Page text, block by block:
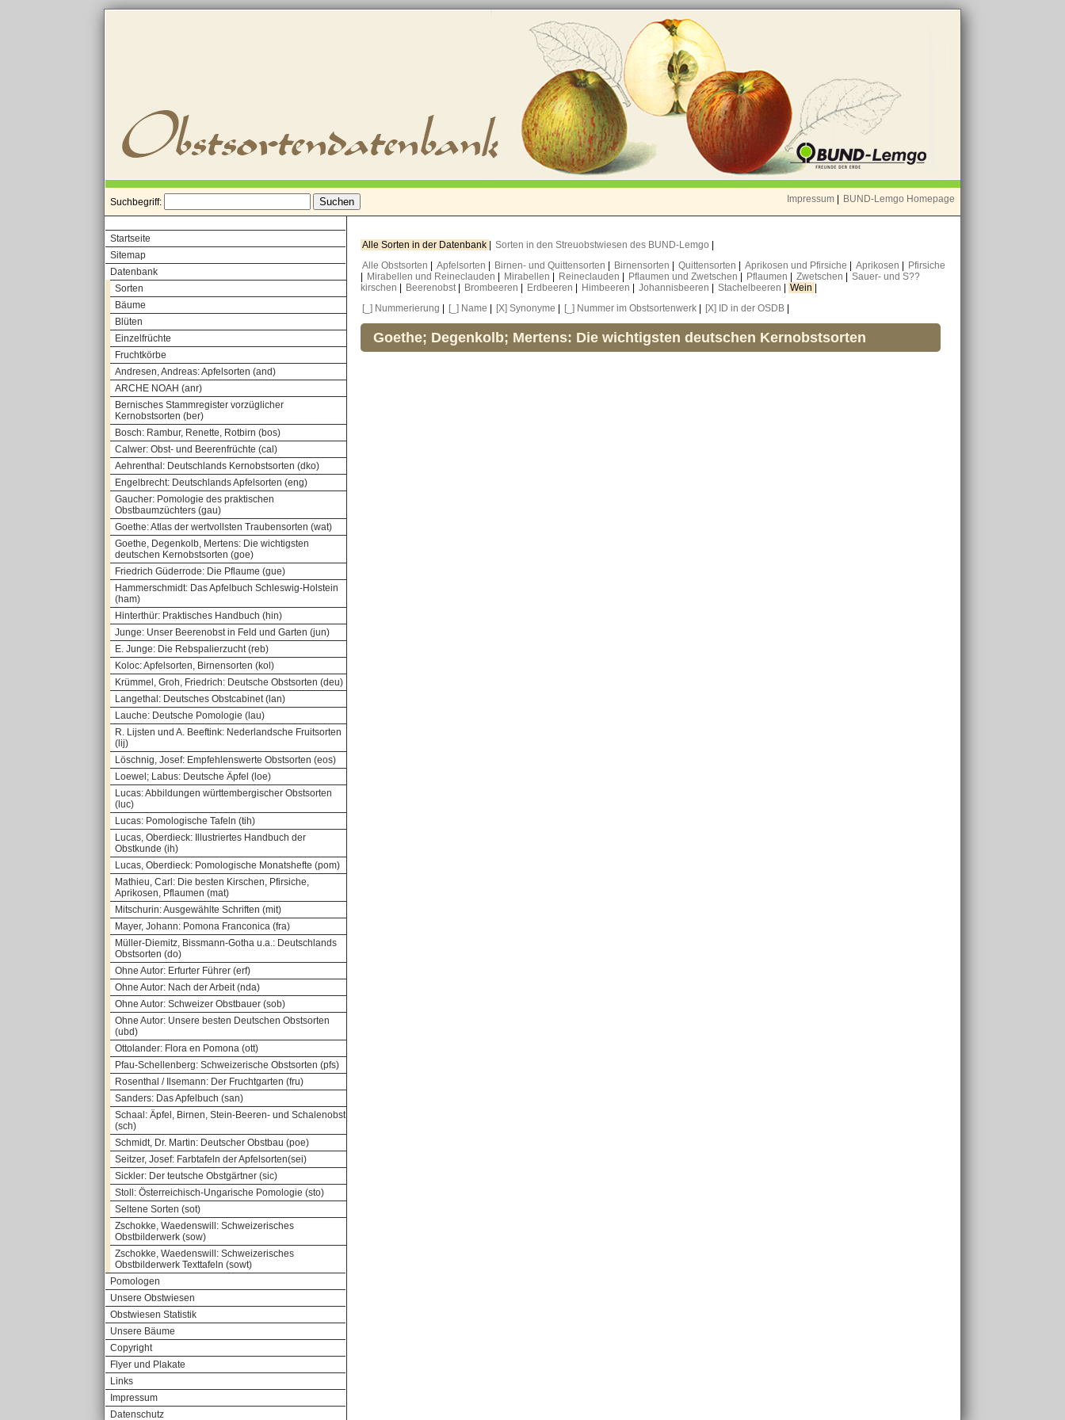
Suchbegriff: Impressum BUND-Lemgo Homepage
Startseite
Sitemap
Datenbank
Sorten
Bäume
Blüten
Einzelfrüchte
Fruchtkörbe
Andresen, Andreas: Apfelsorten (and)
ARCHE NOAH (anr)
Bernisches Stammregister vorzüglicher
Kernobstsorten (ber)
Bosch: Rambur, Renette, Rotbirn (bos)
Calwer: Obst- und Beerenfrüchte (cal)
Aehrenthal: Deutschlands Kernobstsorten (dko)
Engelbrecht: Deutschlands Apfelsorten (eng)
Gaucher: Pomologie des praktischen
Obstbaumzüchters (gau)
Goethe: Atlas der wertvollsten Traubensorten (wat)
Goethe, Degenkolb, Mertens: Die wichtigsten
deutschen Kernobstsorten (goe)
Friedrich Güderrode: Die Pflaume (gue)
Hammerschmidt: Das Apfelbuch Schleswig-Holstein
(ham)
Hinterthür: Praktisches Handbuch (hin)
Junge: Unser Beerenobst in Feld und Garten (jun)
E. Junge: Die Rebspalierzucht (reb)
Koloc: Apfelsorten, Birnensorten (kol)
Krümmel, Groh, Friedrich: Deutsche Obstsorten (deu)
Langethal: Deutsches Obstcabinet (lan)
Lauche: Deutsche Pomologie (lau)
R. Lijsten und A. Beeftink: Nederlandsche Fruitsorten
(lij)
Löschnig, Josef: Empfehlenswerte Obstsorten (eos)
Loewel; Labus: Deutsche Äpfel (loe)
Lucas: Abbildungen württembergischer Obstsorten
(luc)
Lucas: Pomologische Tafeln (tih)
Lucas, Oberdieck: Illustriertes Handbuch der
Obstkunde (ih)
Lucas, Oberdieck: Pomologische Monatshefte (pom)
Mathieu, Carl: Die besten Kirschen, Pfirsiche,
Aprikosen, Pflaumen (mat)
Mitschurin: Ausgewählte Schriften (mit)
Mayer, Johann: Pomona Franconica (fra)
Müller-Diemitz, Bissmann-Gotha u.a.: Deutschlands
Obstsorten (do)
Ohne Autor: Erfurter Führer (erf)
Ohne Autor: Nach der Arbeit (nda)
Ohne Autor: Schweizer Obstbauer (sob)
Ohne Autor: Unsere besten Deutschen Obstsorten
(ubd)
Ottolander: Flora en Pomona (ott)
Pfau-Schellenberg: Schweizerische Obstsorten (pfs)
Rosenthal / Ilsemann: Der Fruchtgarten (fru)
Sanders: Das Apfelbuch (san)
Schaal: Äpfel, Birnen, Stein-Beeren- und Schalenobst
(sch)
Schmidt, Dr. Martin: Deutscher Obstbau (poe)
Seitzer, Josef: Farbtafeln der Apfelsorten(sei)
Sickler: Der teutsche Obstgärtner (sic)
Stoll: Österreichisch-Ungarische Pomologie (sto)
Seltene Sorten (sot)
Zschokke, Waedenswill: Schweizerisches
Obstbilderwerk (sow)
Zschokke, Waedenswill: Schweizerisches
Obstbilderwerk Texttafeln (sowt)
Pomologen
Unsere Obstwiesen
Obstwiesen Statistik
Unsere Bäume
Copyright
Flyer und Plakate
Links
Impressum
Datenschutz
Alle Sorten in der Datenbank Sorten in den Streuobstwiesen des BUND-Lemgo
Alle Obstsorten
Apfelsorten Birnen- und Quittensorten Birnensorten Quittensorten Aprikosen und Pfirsiche Aprikosen
Pfirsiche
Mirabellen und Reineclauden Mirabellen Reineclauden Pflaumen und Zwetschen Pflaumen Zwetschen
Sauer- und S??
kirschen
Beerenobst Brombeeren Erdbeeren Himbeeren Johannisbeeren Stachelbeeren Wein
[_] Nummerierung
[_] Name [X] Synonyme [_] Nummer im Obstsortenwerk [X] ID in der OSDB
Goethe; Degenkolb; Mertens: Die wichtigsten deutschen Kernobstsorten